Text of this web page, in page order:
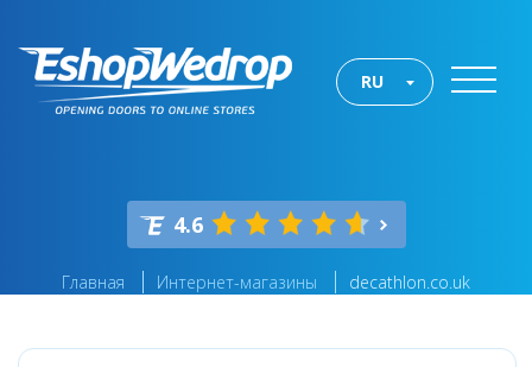
RU
4.6
Главная Интернет-магазины decathlon.co.uk